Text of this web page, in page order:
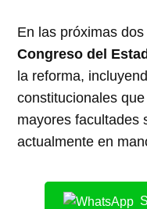
En las próximas
Congreso del
la reforma,
constitucionales
mayores facultades
actualmente en